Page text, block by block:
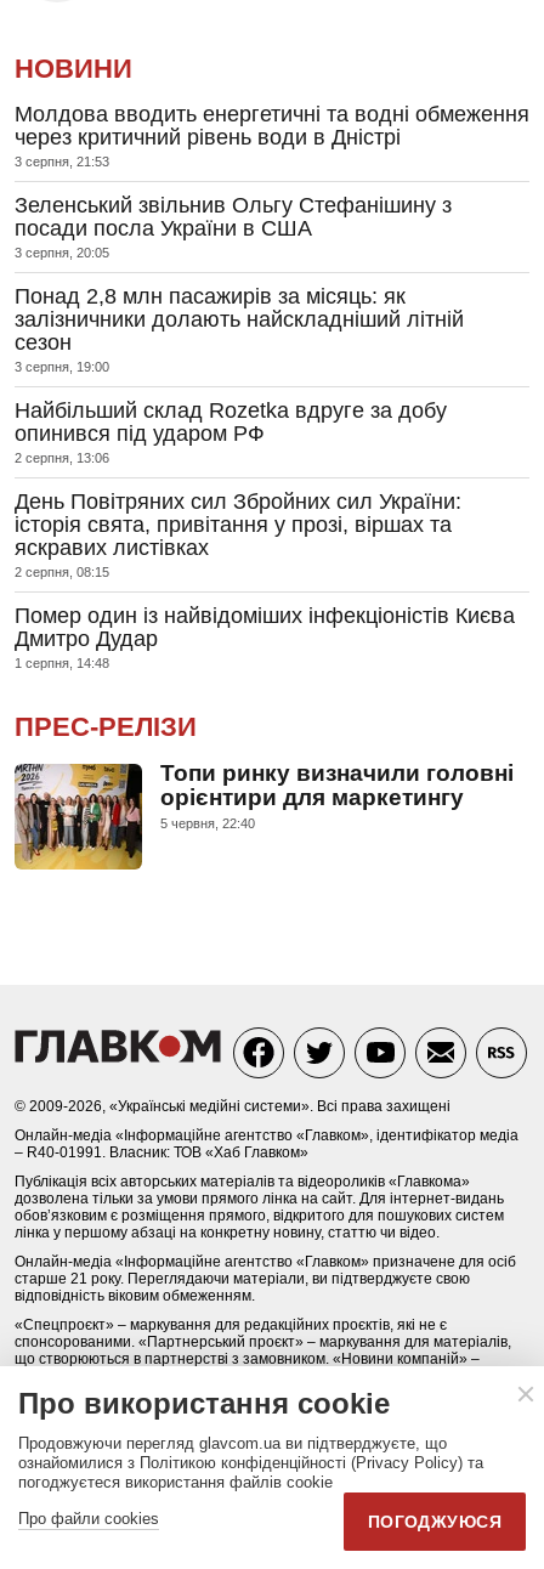
НОВИНИ
Молдова вводить енергетичні та водні обмеження
через критичний рівень води в Дністрі
3 серпня, 21:53
Зеленський звільнив Ольгу Стефанішину з
посади посла України в США
3 серпня, 20:05
Понад 2,8 млн пасажирів за місяць: як
залізничники долають найскладніший літній
сезон
3 серпня, 19:00
Найбільший склад Rozetka вдруге за добу
опинився під ударом РФ
2 серпня, 13:06
День Повітряних сил Збройних сил України:
історія свята, привітання у прозі, віршах та
яскравих листівках
2 серпня, 08:15
Помер один із найвідоміших інфекціоністів Києва
Дмитро Дудар
1 серпня, 14:48
ПРЕС-РЕЛІЗИ
Топи ринку визначили головні
орієнтири для маркетингу
5 червня, 22:40
© 2009-2026, «Українські медійні системи». Всі права захищені
Онлайн-медіа «Інформаційне агентство «Главком», ідентифікатор медіа
– R40-01991. Власник: ТОВ «Хаб Главком»
Публікація всіх авторських матеріалів та відеороликів «Главкома»
дозволена тільки за умови прямого лінка на сайт. Для інтернет-видань
обов’язковим є розміщення прямого, відкритого для пошукових систем
лінка у першому абзаці на конкретну новину, статтю чи відео.
Онлайн-медіа «Інформаційне агентство «Главком» призначене для осіб
старше 21 року. Переглядаючи матеріали, ви підтверджуєте свою
відповідність віковим обмеженням.
«Спецпроєкт» – маркування для редакційних проєктів, які не є
спонсорованими. «Партнерський проєкт» – маркування для матеріалів,
що створюються в партнерстві з замовником. «Новини компаній» –
підготовлених самими компаніями, за зміст яких редакція
відповідальності не несе. «Реклама», «пресрелізи», «promo», «pr»,
маркування матеріалів, які публікуються переважно на правах реклами.
Відповідальність за точність і зміст реклами несе рекламодавець.
Редакція «Главкома» може не поділяти думку авторів рубрики «Думки
вголос».
Будь-яке копіювання, передрук та відтворення фотографічних творів та/
Про використання cookie
Продовжуючи перегляд glavcom.ua ви підтверджуєте, що
ознайомилися з Політикою конфіденційності (Privacy Policy) та
погоджуєтеся використання файлів cookie
Про файли cookies
ПОГОДЖУЮСЯ